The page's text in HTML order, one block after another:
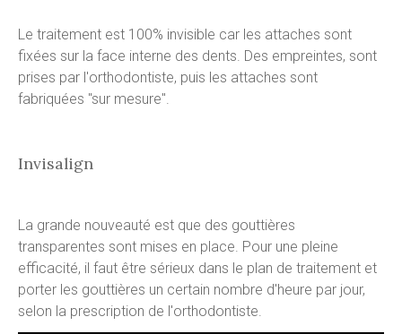
Le traitement est 100% invisible car les attaches sont
fixées sur la face interne des dents. Des empreintes, sont
prises par l'orthodontiste, puis les attaches sont
fabriquées "sur mesure".
Invisalign
La grande nouveauté est que des gouttières
transparentes sont mises en place. Pour une pleine
efficacité, il faut être sérieux dans le plan de traitement et
porter les gouttières un certain nombre d'heure par jour,
selon la prescription de l'orthodontiste.